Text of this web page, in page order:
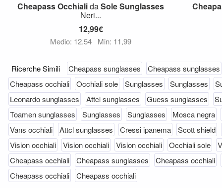
CheapassOcchialidaSoleSunglasses
Neri...
12,99€
Medio: 12,54 Min: 11,99
Ricerche Simili Cheapass sunglasses
Cheapass sunglasses
Cheapass occhiali
Occhiali sole Sunglasses Sunglasses
Leonardo sunglasses
Attcl sunglasses Guess sunglasses
Toamen sunglasses
Sunglasses Sunglasses
Mosca negra
Vans occhiali
Attcl sunglasses Cressi ipanema
Scott shield
Vision occhiali
Vision occhiali Vision occhiali Occhiali sole
Cheapass occhiali
Cheapass sunglasses
Cheapass occhiali
Cheapass occhiali
Cheapass occhiali